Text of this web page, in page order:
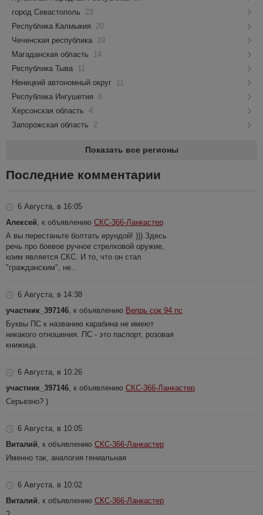
город Севастополь
23
Республика Калмыкия
20
Чеченская республика 19
Магаданская область
14
Республика Тыва 11
Ненецкий автономный округ 11
Республика Ингушетия
8
Херсонская область 4
Запорожская область
2
Показать все регионы
Последние комментарии
6 Августа, в 16:05
Алексей , к объявлению СКС-366-Ланкастер
А вы перестаньте болтать ерундой! ))) Здесь
речь про боевое ручное стрелковой оружие,
коим является СКС. И то, что он стал
"гражданским", не...
6 Августа, в 14:38
участник_397146 , к объявлению Вепрь сок 94 пс
Буквы ПС к названию карабина не имеют
никакого отношения. ПС - это паспорт, розовая
книжица.
6 Августа, в 10:26
участник_397146 , к объявлению СКС-366-Ланкастер
Серьезно? )
6 Августа, в 10:05
Виталий , к объявлению СКС-366-Ланкастер
Именно так, аналогия гениальная
6 Августа, в 10:02
Виталий , к объявлению СКС-366-Ланкастер